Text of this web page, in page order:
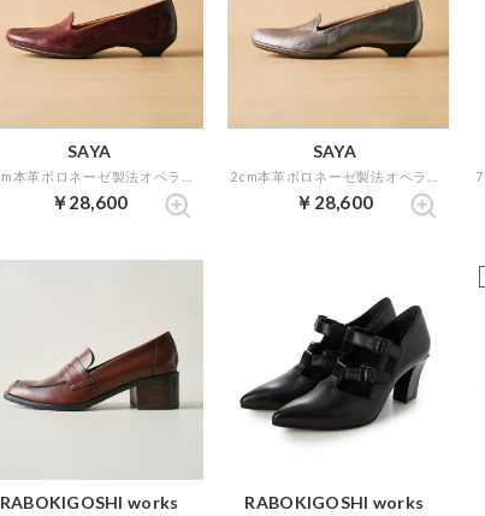
SAYA
￥28,600
SAYA
￥28,600
RABOKIGOSHI works RABOKIGOSHI works